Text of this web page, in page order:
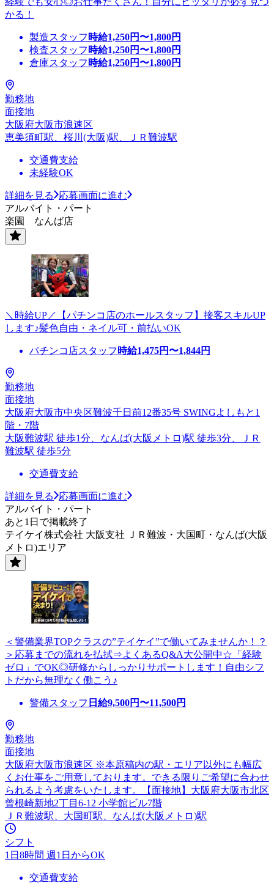
かる！
製造スタッフ 時給1,250円〜1,800円
検査スタッフ 時給1,250円〜1,800円
倉庫スタッフ 時給1,250円〜1,800円
勤務地
面接地
大阪府大阪市浪速区
恵美須町駅、桜川(大阪)駅、ＪＲ難波駅
交通費支給
未経験OK
詳細を見る
応募画面に進む
アルバイト・パート
楽園 なんば店
＼時給UP／【パチンコ店のホールスタッフ】接客スキルUP
します♪髪色自由・ネイル可・前払いOK
パチンコ店スタッフ 時給1,475円〜1,844円
勤務地
面接地
大阪府大阪市中央区難波千日前12番35号 SWINGよしもと1
階・7階
大阪難波駅 徒歩1分、なんば(大阪メトロ)駅 徒歩3分、ＪＲ
難波駅 徒歩5分
交通費支給
詳細を見る
応募画面に進む
アルバイト・パート
あと1日で掲載終了
テイケイ株式会社 大阪支社 ＪＲ難波・大国町・なんば(大阪
メトロ)エリア
＜警備業界TOPクラスの”テイケイ”で働いてみませんか！？
＞応募までの流れを払拭⇒よくあるQ&A大公開中☆「経験
ゼロ」でOK◎研修からしっかりサポートします！自由シフ
トだから無理なく働こう♪
警備スタッフ 日給9,500円〜11,500円
勤務地
面接地
大阪府大阪市浪速区 ※本原稿内の駅・エリア以外にも幅広
くお仕事をご用意しております。できる限りご希望に合わせ
られるよう考慮をいたします。【面接地】大阪府大阪市北区
曾根崎新地2丁目6-12 小学館ビル7階
ＪＲ難波駅、大国町駅、なんば(大阪メトロ)駅
シフト
1日8時間 週1日からOK
交通費支給